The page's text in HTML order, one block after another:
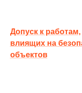
Допуск к работам,
влиящих на
объектов